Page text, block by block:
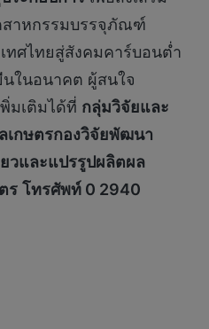
สาหกรรมบรรจุภัณฑ์
ทศไทยสู่สังคมคาร์บอนต่ำ
ในอนาคต ผู้สนใจ
มเติมได้ที่ กลุ่มวิจัยและ
กษตรกองวิจัยพัฒนา
วและแปรรูปผลิตผล
ร โทรศัพท์ 0 2940